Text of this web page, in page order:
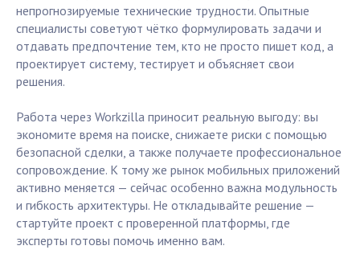
непрогнозируемые технические трудности. Опытные
специалисты советуют чётко формулировать задачи и
отдавать предпочтение тем, кто не просто пишет код, а
проектирует систему, тестирует и объясняет свои
решения.
Работа через Workzilla приносит реальную выгоду: вы
экономите время на поиске, снижаете риски с помощью
безопасной сделки, а также получаете профессиональное
сопровождение. К тому же рынок мобильных приложений
активно меняется — сейчас особенно важна модульность
и гибкость архитектуры. Не откладывайте решение —
стартуйте проект с проверенной платформы, где
эксперты готовы помочь именно вам.